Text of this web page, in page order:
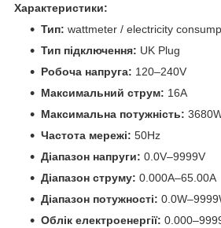
Характеристики:
Тип: wattmeter / electricity
Тип підключення: UK Plug
Робоча напруга: 120–240V
Максимальний струм: 16A
Максимальна потужність:
Частота мережі: 50Hz
Діапазон напруги: 0.0V–9999V
Діапазон струму: 0.000A–65.00A
Діапазон потужності:
Облік електроенергії: